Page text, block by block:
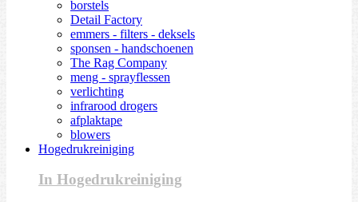
borstels
Detail Factory
emmers - filters - deksels
sponsen - handschoenen
The Rag Company
meng - sprayflessen
verlichting
infrarood drogers
afplaktape
blowers
Hogedrukreiniging
In Hogedrukreiniging